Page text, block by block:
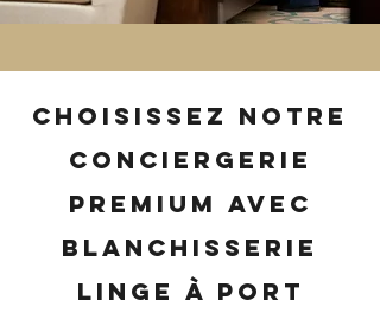
Choisissez notre
conciergerie
premium avec
blanchisserie
linge à Port